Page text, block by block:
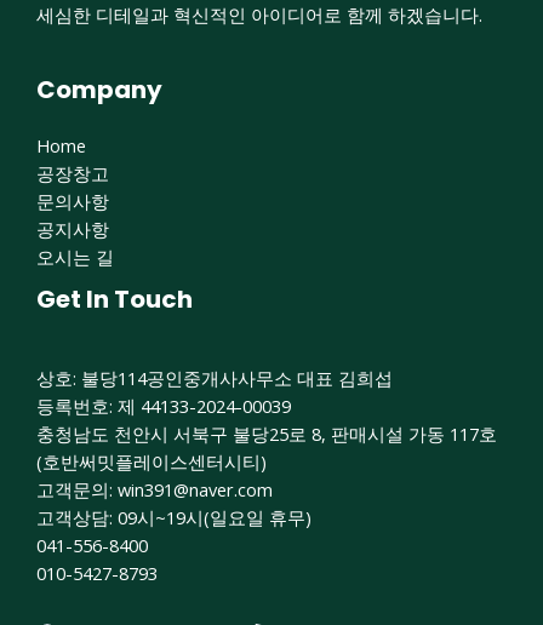
세심한 디테일과 혁신적인 아이디어로 함께 하겠습니다.
Company
Home
공장창고
문의사항
공지사항
오시는 길
Get In Touch
상호: 불당114공인중개사사무소 대표 김희섭
등록번호: 제 44133-2024-00039
충청남도 천안시 서북구 불당25로 8, 판매시설 가동 117호
(호반써밋플레이스센터시티)
고객문의: win391@naver.com​
고객상담: 09시~19시(일요일 휴무)
041-556-8400
010-5427-8793